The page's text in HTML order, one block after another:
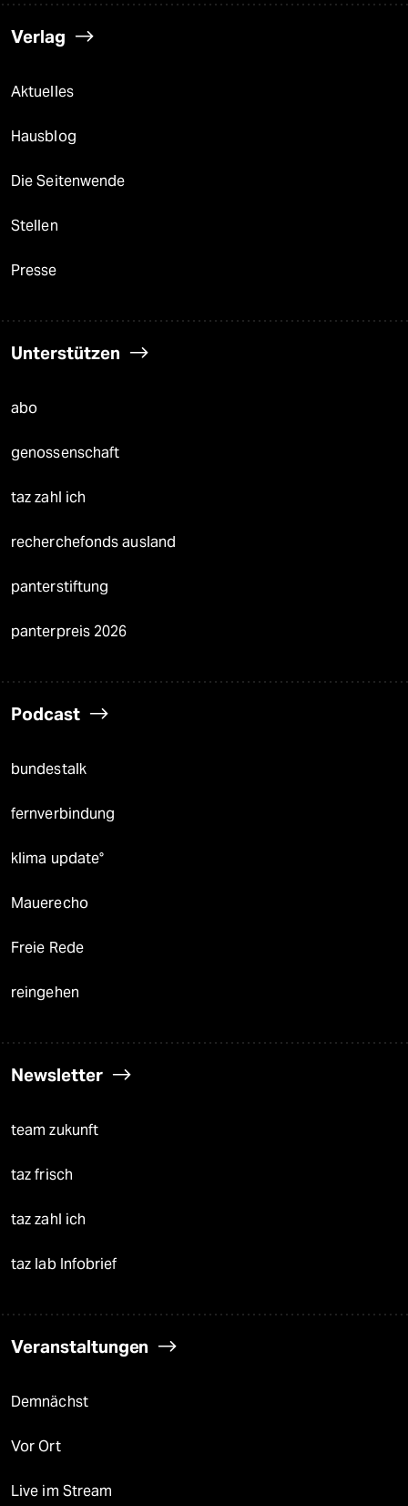
Verlag
Aktuelles
Hausblog
Die Seitenwende
Stellen
Presse
Unterstützen
abo
genossenschaft
taz zahl ich
recherchefonds ausland
panterstiftung
panterpreis 2026
Podcast
bundestalk
fernverbindung
klima update°
Mauerecho
Freie Rede
reingehen
Newsletter
team zukunft
taz frisch
taz zahl ich
taz lab Infobrief
Veranstaltungen
Demnächst
Vor Ort
Live im Stream